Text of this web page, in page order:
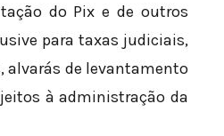
do Pix e de outros
para taxas judiciais,
alvarás de levantamento
à administração da